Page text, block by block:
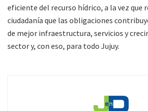
eficiente del recurso hídrico, a la vez que
ciudadanía que las obligaciones
de mejor infraestructura, servicios y
sector y, con eso, para todo Jujuy.